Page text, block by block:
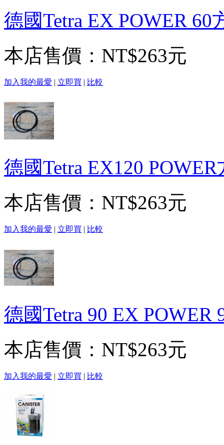
德國Tetra EX POWER
本店售價： NT$263元
加入我的最愛 | 立即買 | 比較
德國Tetra EX120
本店售價： NT$263元
加入我的最愛 | 立即買 | 比較
德國Tetra 90 EX
本店售價： NT$263元
加入我的最愛 | 立即買 | 比較